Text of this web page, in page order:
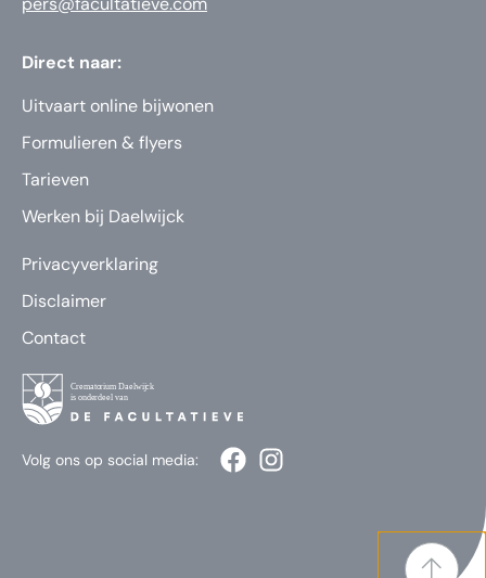
Direct naar:
Uitvaart online bijwonen
Formulieren & flyers
Tarieven
Werken bij Daelwijck
Privacyverklaring
Disclaimer
Contact
Volg ons op social media: